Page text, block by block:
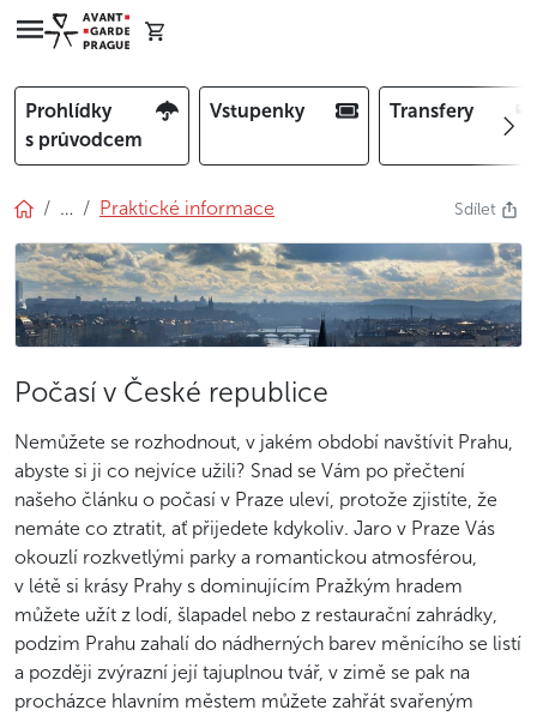
Prohlídky
s průvodcem
Vstupenky Transfery
… Praktické informace Sdílet
Počasí v České republice
Nemůžete se rozhodnout, v jakém období navštívit Prahu,
abyste si ji co nejvíce užili? Snad se Vám po přečtení
našeho článku o počasí v Praze uleví, protože zjistíte, že
nemáte co ztratit, ať přijedete kdykoliv. Jaro v Praze Vás
okouzlí rozkvetlými parky a romantickou atmosférou,
v létě si krásy Prahy s dominujícím Pražkým hradem
můžete užít z lodí, šlapadel nebo z restaurační zahrádky,
podzim Prahu zahalí do nádherných barev měnícího se listí
a později zvýrazní její tajuplnou tvář, v zimě se pak na
procházce hlavním městem můžete zahřát svařeným